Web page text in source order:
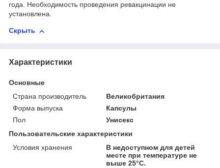
года. Необходимость проведения ревакцинации не
установлена.
Скрыть
Характеристики
Основные
Страна производитель
Великобритания
Форма выпуска
Капсулы
Пол
Унисекс
Пользовательские характеристики
Условия хранения
В недоступном для детей
месте при температуре не
выше 25°C.